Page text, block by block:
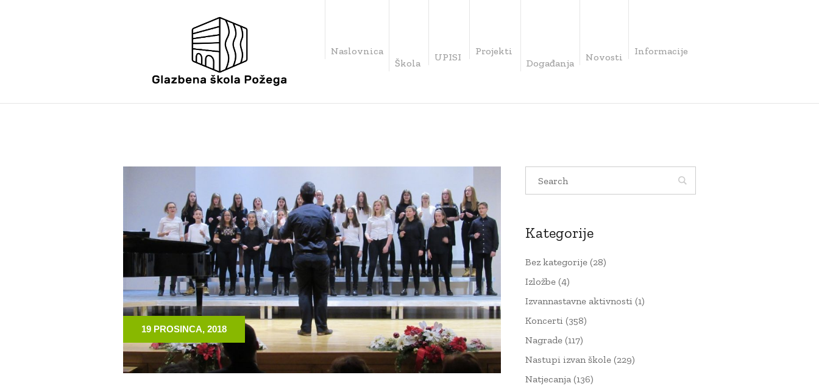
Naslovnica
Škola
UPISI
Projekti
Događanja
Novosti
Informacije
19 PROSINCA, 2018
Kategorije
Bez kategorije (28)
Izložbe (4)
Izvannastavne aktivnosti (1)
Koncerti (358)
Nagrade (117)
Nastupi izvan škole (229)
Natjecanja (136)